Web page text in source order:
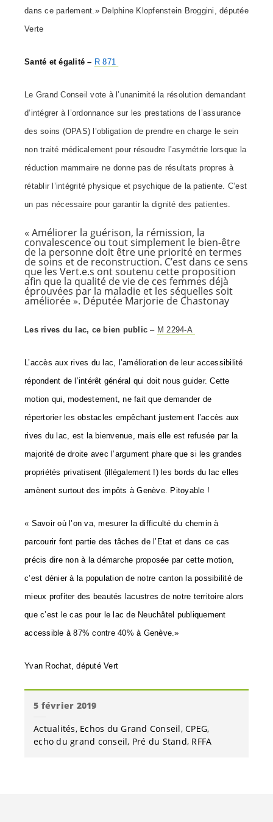
dans ce parlement.» Delphine Klopfenstein Broggini, députée
Verte
Santé et égalité – R 871
Le Grand Conseil vote à l’unanimité la résolution demandant
d’intégrer à l’ordonnance sur les prestations de l’assurance
des soins (OPAS) l’obligation de prendre en charge le sein
non traité médicalement pour résoudre l’asymétrie lorsque la
réduction mammaire ne donne pas de résultats propres à
rétablir l’intégrité physique et psychique de la patiente. C’est
un pas nécessaire pour garantir la dignité des patientes.
« Améliorer la guérison, la rémission, la
convalescence ou tout simplement le bien-être
de la personne doit être une priorité en termes
de soins et de reconstruction. C’est dans ce sens
que les Vert.e.s ont soutenu cette proposition
afin que la qualité de vie de ces femmes déjà
éprouvées par la maladie et les séquelles soit
améliorée ». Députée Marjorie de Chastonay
Les rives du lac, ce bien public – M 2294-A
L’accès aux rives du lac, l’amélioration de leur accessibilité
répondent de l’intérêt général qui doit nous guider. Cette
motion qui, modestement, ne fait que demander de
répertorier les obstacles empêchant justement l’accès aux
rives du lac, est la bienvenue, mais elle est refusée par la
majorité de droite avec l’argument phare que si les grandes
propriétés privatisent (illégalement !) les bords du lac elles
amènent surtout des impôts à Genève. Pitoyable !
« Savoir où l’on va, mesurer la difficulté du chemin à
parcourir font partie des tâches de l’Etat et dans ce cas
précis dire non à la démarche proposée par cette motion,
c’est dénier à la population de notre canton la possibilité de
mieux profiter des beautés lacustres de notre territoire alors
que c’est le cas pour le lac de Neuchâtel publiquement
accessible à 87% contre 40% à Genève.»
Yvan Rochat, député Vert
5 février 2019
Actualités Echos du Grand Conseil CPEG
echo du grand conseil Pré du Stand RFFA